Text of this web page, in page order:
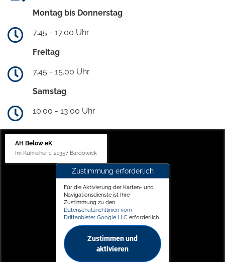
Montag bis Donnerstag
7.45 - 17.00 Uhr
Freitag
7.45 - 15.00 Uhr
Samstag
10.00 - 13.00 Uhr
AH Below eK
Im Kuhreiher 1, 21357 Bardowick
Zustimmung erforderlich
Für die Aktivierung der Karten- und
Navigationsdienste ist Ihre
Zustimmung zu den
Datenschutzrichtlinien vom
Drittanbieter Google LLC erforderlich.
Zustimmen und
aktivieren